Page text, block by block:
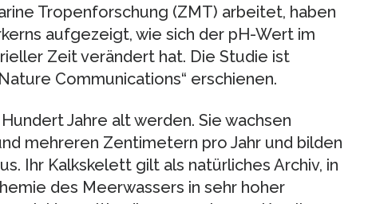
Tropenforschung (ZMT) arbeitet, haben
aufgezeigt, wie sich der pH-Wert im
Zeit verändert hat. Die Studie ist
Communications“ erschienen.
Jahre alt werden. Sie wachsen
mehreren Zentimetern pro Jahr und bilden
Ihr Kalkskelett gilt als natürliches Archiv, in
des Meerwassers in sehr hoher